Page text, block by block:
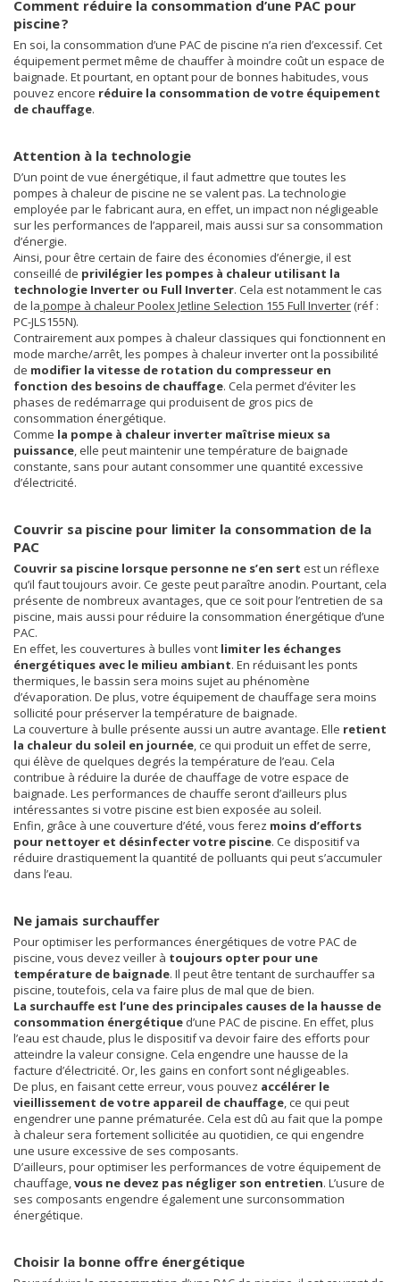
Comment réduire la consommation d’une PAC pour
piscine ?
En soi, la consommation d’une PAC de piscine n’a rien d’excessif. Cet
équipement permet même de chauffer à moindre coût un espace de
baignade. Et pourtant, en optant pour de bonnes habitudes, vous
pouvez encore réduire la consommation de votre équipement
de chauffage.
Attention à la technologie
D’un point de vue énergétique, il faut admettre que toutes les
pompes à chaleur de piscine ne se valent pas. La technologie
employée par le fabricant aura, en effet, un impact non négligeable
sur les performances de l’appareil, mais aussi sur sa consommation
d’énergie.
Ainsi, pour être certain de faire des économies d’énergie, il est
conseillé de privilégier les pompes à chaleur utilisant la
technologie Inverter ou Full Inverter. Cela est notamment le cas
de la pompe à chaleur Poolex Jetline Selection 155 Full Inverter (réf :
PC-JLS155N).
Contrairement aux pompes à chaleur classiques qui fonctionnent en
mode marche/arrêt, les pompes à chaleur inverter ont la possibilité
de modifier la vitesse de rotation du compresseur en
fonction des besoins de chauffage. Cela permet d’éviter les
phases de redémarrage qui produisent de gros pics de
consommation énergétique.
Comme la pompe à chaleur inverter maîtrise mieux sa
puissance, elle peut maintenir une température de baignade
constante, sans pour autant consommer une quantité excessive
d’électricité.
Couvrir sa piscine pour limiter la consommation de la
PAC
Couvrir sa piscine lorsque personne ne s’en sert est un réflexe
qu’il faut toujours avoir. Ce geste peut paraître anodin. Pourtant, cela
présente de nombreux avantages, que ce soit pour l’entretien de sa
piscine, mais aussi pour réduire la consommation énergétique d’une
PAC.
En effet, les couvertures à bulles vont limiter les échanges
énergétiques avec le milieu ambiant. En réduisant les ponts
thermiques, le bassin sera moins sujet au phénomène
d’évaporation. De plus, votre équipement de chauffage sera moins
sollicité pour préserver la température de baignade.
La couverture à bulle présente aussi un autre avantage. Elle retient
la chaleur du soleil en journée, ce qui produit un effet de serre,
qui élève de quelques degrés la température de l’eau. Cela
contribue à réduire la durée de chauffage de votre espace de
baignade. Les performances de chauffe seront d’ailleurs plus
intéressantes si votre piscine est bien exposée au soleil.
Enfin, grâce à une couverture d’été, vous ferez moins d’efforts
pour nettoyer et désinfecter votre piscine. Ce dispositif va
réduire drastiquement la quantité de polluants qui peut s’accumuler
dans l’eau.
Ne jamais surchauffer
Pour optimiser les performances énergétiques de votre PAC de
piscine, vous devez veiller à toujours opter pour une
température de baignade. Il peut être tentant de surchauffer sa
piscine, toutefois, cela va faire plus de mal que de bien.
La surchauffe est l’une des principales causes de la hausse de
consommation énergétique d’une PAC de piscine. En effet, plus
l’eau est chaude, plus le dispositif va devoir faire des efforts pour
atteindre la valeur consigne. Cela engendre une hausse de la
facture d’électricité. Or, les gains en confort sont négligeables.
De plus, en faisant cette erreur, vous pouvez accélérer le
vieillissement de votre appareil de chauffage, ce qui peut
engendrer une panne prématurée. Cela est dû au fait que la pompe
à chaleur sera fortement sollicitée au quotidien, ce qui engendre
une usure excessive de ses composants.
D’ailleurs, pour optimiser les performances de votre équipement de
chauffage,vous ne devez pas négliger son entretien. L’usure de
ses composants engendre également une surconsommation
énergétique.
Choisir la bonne offre énergétique